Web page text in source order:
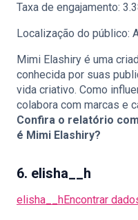
Taxa de engajamento:
Localização do público:
Mimi Elashiry é uma
conhecida por suas
vida criativo. Como
colabora com marcas e
Confira o relatório
é Mimi Elashiry?
6. elisha__h
elisha__hEncontrar